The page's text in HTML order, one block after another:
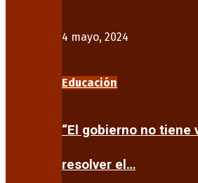
4 mayo, 2024
Educación
“El gobierno no tiene
resolver el…